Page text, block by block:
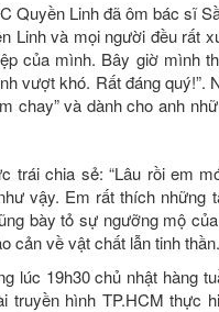
Quyền Linh đã ôm bác sĩ
Linh và mọi người đều rất
của mình. Bây giờ mình
vượt khó. Rất đáng quý!”.
chay” và dành cho anh
trái chia sẻ: “Lâu rồi em
vậy. Em rất thích những
bày tỏ sự ngưỡng mộ
cản về vật chất lẫn tinh thần.
lúc 19h30 chủ nhật hàng
truyền hình TP.HCM thực